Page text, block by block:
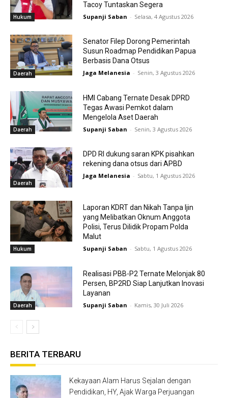
Hukum
Tacoy Tuntaskan Segera
Supanji Saban - Selasa, 4 Agustus 2026
Daerah
Senator Filep Dorong Pemerintah
Susun Roadmap Pendidikan Papua
Berbasis Dana Otsus
Jaga Melanesia - Senin, 3 Agustus 2026
Daerah
HMI Cabang Ternate Desak DPRD
Tegas Awasi Pemkot dalam
Mengelola Aset Daerah
Supanji Saban - Senin, 3 Agustus 2026
Daerah
DPD RI dukung saran KPK pisahkan
rekening dana otsus dari APBD
Jaga Melanesia - Sabtu, 1 Agustus 2026
Hukum
Laporan KDRT dan Nikah Tanpa Ijin
yang Melibatkan Oknum Anggota
Polisi, Terus Dilidik Propam Polda
Malut
Supanji Saban - Sabtu, 1 Agustus 2026
Daerah
Realisasi PBB-P2 Ternate Melonjak 80
Persen, BP2RD Siap Lanjutkan Inovasi
Layanan
Supanji Saban - Kamis, 30 Juli 2026
BERITA TERBARU
Kekayaan Alam Harus Sejalan dengan
Pendidikan, HY, Ajak Warga Perjuangan